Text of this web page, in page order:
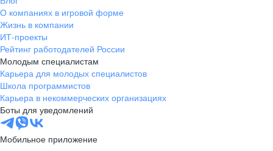
О компаниях в игровой форме
Жизнь в компании
ИТ-проекты
Рейтинг работодателей России
Молодым специалистам
Карьера для молодых специалистов
Школа программистов
Карьера в некоммерческих организациях
Боты для уведомлений
Мобильное приложение